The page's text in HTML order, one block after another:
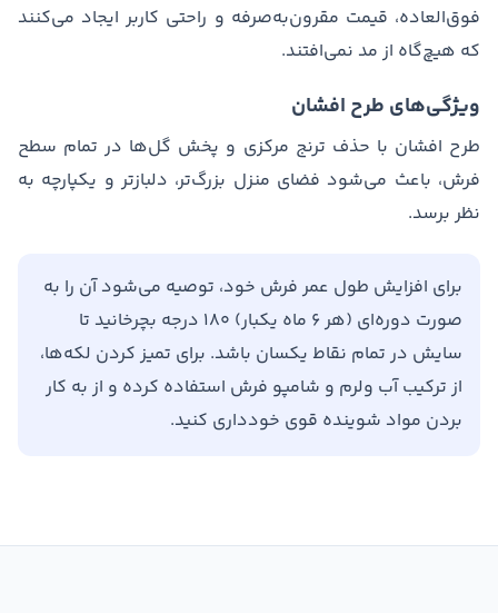
فوق‌العاده، قیمت مقرون‌به‌صرفه و راحتی کاربر ایجاد می‌کنند
که هیچ‌گاه از مد نمی‌افتند.
ویژگی‌های طرح افشان
طرح افشان با حذف ترنج مرکزی و پخش گل‌ها در تمام سطح
فرش، باعث می‌شود فضای منزل بزرگ‌تر، دلبازتر و یکپارچه به
نظر برسد.
برای افزایش طول عمر فرش خود، توصیه می‌شود آن را به
صورت دوره‌ای (هر ۶ ماه یکبار) ۱۸۰ درجه بچرخانید تا
سایش در تمام نقاط یکسان باشد. برای تمیز کردن لکه‌ها،
از ترکیب آب ولرم و شامپو فرش استفاده کرده و از به کار
بردن مواد شوینده قوی خودداری کنید.